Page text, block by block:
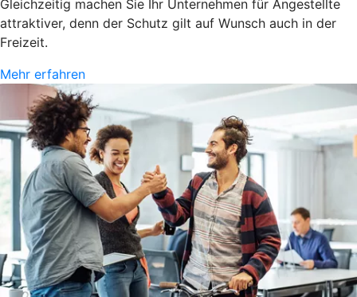
Gleichzeitig machen Sie Ihr Unternehmen für Angestellte
attraktiver, denn der Schutz gilt auf Wunsch auch in der
Freizeit.
Mehr erfahren